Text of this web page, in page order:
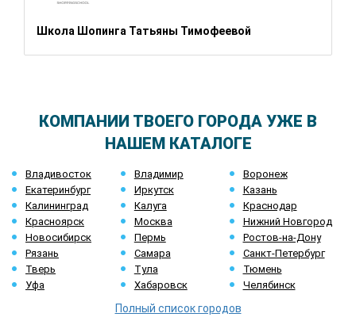
Школа Шопинга Татьяны Тимофеевой
КОМПАНИИ ТВОЕГО ГОРОДА УЖЕ В
НАШЕМ КАТАЛОГЕ
Владивосток Владимир
Воронеж
Екатеринбург
Иркутск
Казань
Калининград
Калуга
Краснодар
Красноярск
Москва
Нижний Новгород
Новосибирск
Пермь
Ростов-на-Дону
Рязань
Самара
Санкт-Петербург
Тверь
Тула
Тюмень
Уфа
Хабаровск Челябинск
Полный список городов